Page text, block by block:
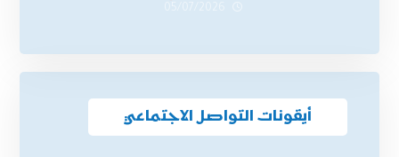
أيقونات التواصل الاجتماعي